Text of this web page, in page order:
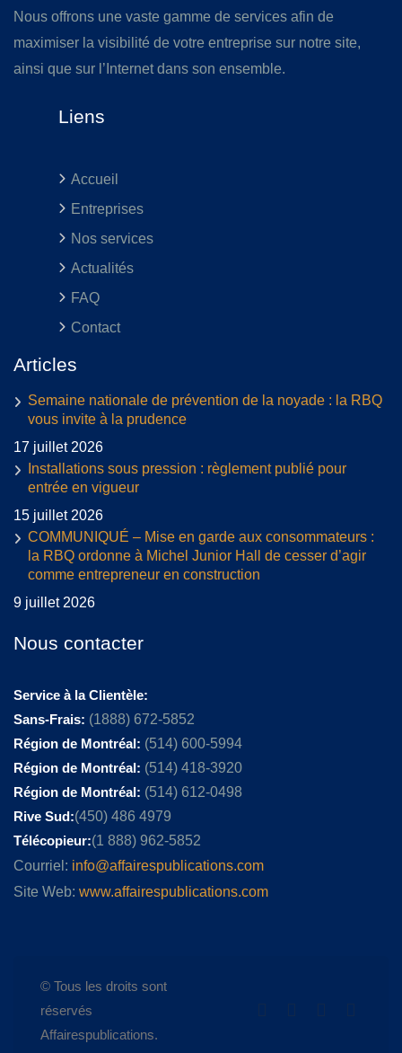
Nous offrons une vaste gamme de services afin de
maximiser la visibilité de votre entreprise sur notre site,
ainsi que sur l’Internet dans son ensemble.
Liens
Accueil
Entreprises
Nos services
Actualités
FAQ
Contact
Articles
Semaine nationale de prévention de la noyade : la RBQ
vous invite à la prudence
17 juillet 2026
Installations sous pression : règlement publié pour
entrée en vigueur
15 juillet 2026
COMMUNIQUÉ – Mise en garde aux consommateurs :
la RBQ ordonne à Michel Junior Hall de cesser d’agir
comme entrepreneur en construction
9 juillet 2026
Nous contacter
Service à la Clientèle:
Sans-Frais: (1888) 672-5852
Région de Montréal: (514) 600-5994
Région de Montréal: (514) 418-3920
Région de Montréal: (514) 612-0498
Rive Sud:(450) 486 4979
Télécopieur:(1 888) 962-5852
Courriel: info@affairespublications.com
Site Web: www.affairespublications.com
© Tous les droits sont
réservés
Affairespublications.